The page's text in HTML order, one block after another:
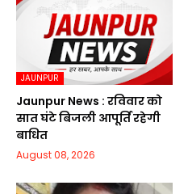
JAUNPUR
Jaunpur News : रविवार को
सात घंटे बिजली आपूर्ति रहेगी
बाधित
August 08, 2026